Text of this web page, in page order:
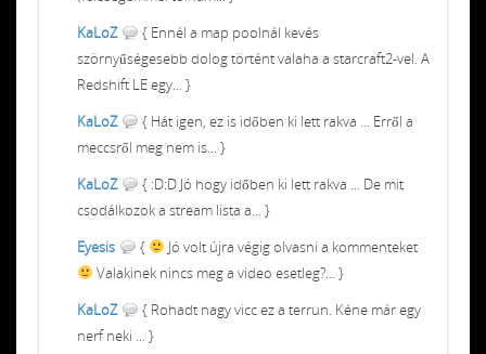
KaLoZ
{ Ennél a map poolnál kevés
szörnyűségesebb dolog történt valaha a starcraft2-vel. A
Redshift LE egy... }
KaLoZ
{ Hát igen, ez is időben ki lett rakva ... Erről a
meccsről meg nem is... }
KaLoZ
{ :D:D Jó hogy időben ki lett rakva ... De mit
csodálkozok a stream lista a... }
Eyesis
{
Jó volt újra végig olvasni a kommenteket
Valakinek nincs meg a video esetleg?... }
KaLoZ
{ Rohadt nagy vicc ez a terrun. Kéne már egy
nerf neki ... }